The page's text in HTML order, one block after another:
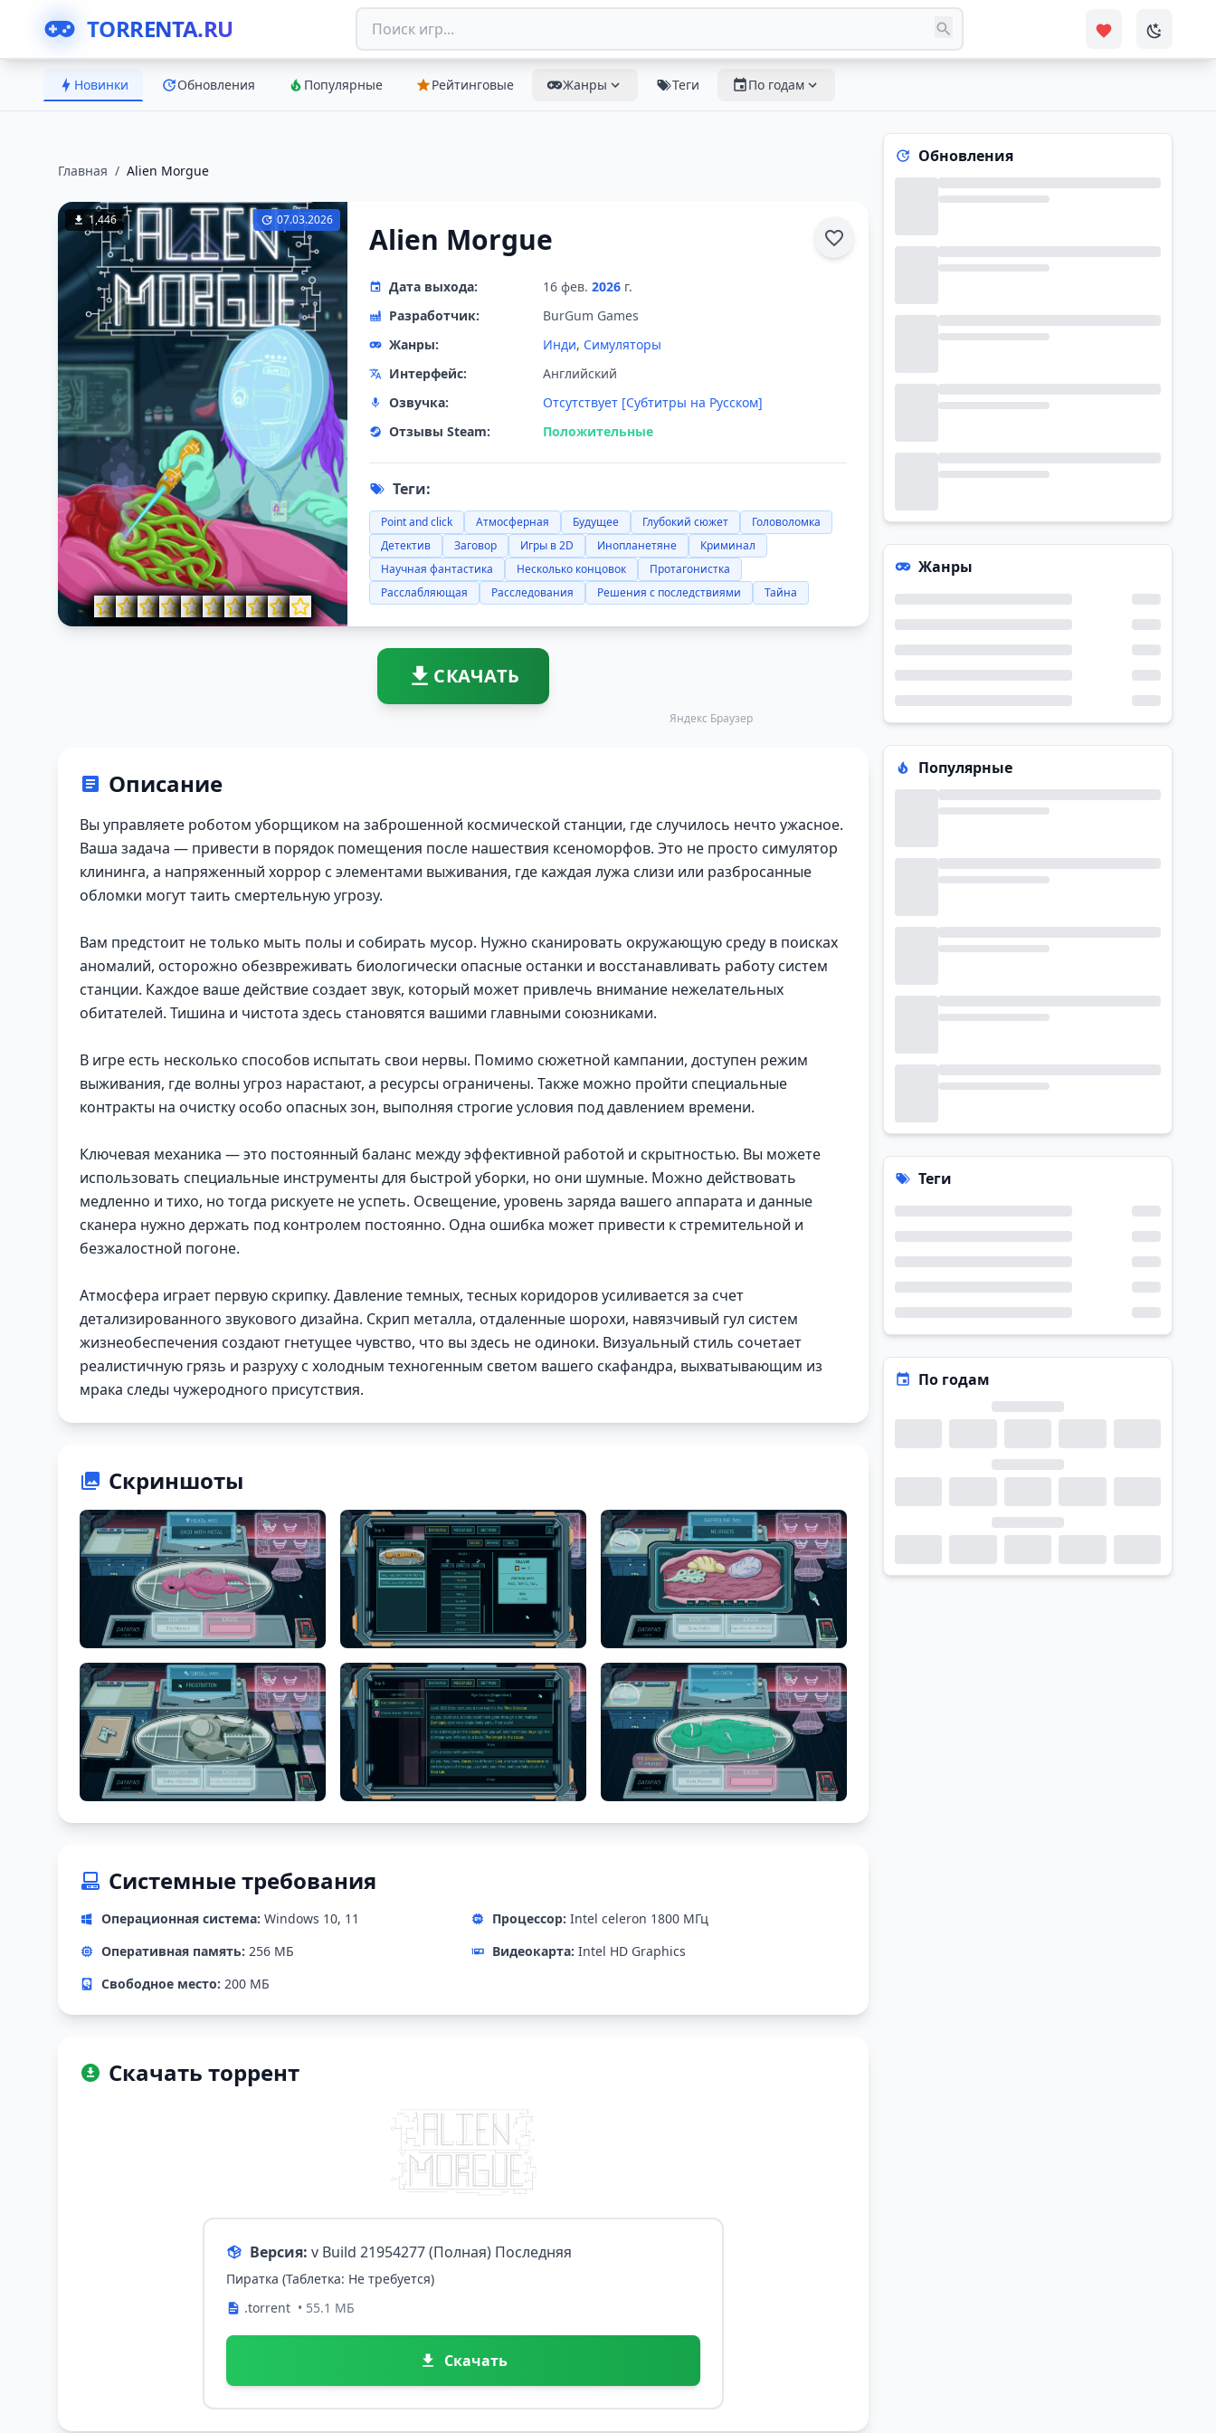
TORRENTA.RU
Новинки Обновления Популярные Рейтинговые Жанры Теги По годам
Главная / Alien Morgue
1,446 07.03.2026
Alien Morgue
Дата выхода: 16 фев. 2026 г.
Разработчик:
BurGum Games
Жанры:
Инди, Симуляторы
Интерфейс:
Английский
Озвучка:
Отсутствует [Субтитры на Русском]
Отзывы Steam:
Положительные
Теги:
Point and click Атмосферная Будущее Глубокий сюжет
Головоломка
Детектив
Заговор Игры в 2D Инопланетяне
Криминал
Научная фантастика
Несколько концовок
Протагонистка
Расслабляющая
Расследования Решения с последствиями Тайна
СКАЧАТЬ
Яндекс Браузер
Описание
Вы управляете роботом уборщиком на заброшенной космической станции, где случилось нечто ужасное.
Ваша задача — привести в порядок помещения после нашествия ксеноморфов. Это не просто симулятор
клининга, а напряженный хоррор с элементами выживания, где каждая лужа слизи или разбросанные
обломки могут таить смертельную угрозу.
Вам предстоит не только мыть полы и собирать мусор. Нужно сканировать окружающую среду в поисках
аномалий, осторожно обезвреживать биологически опасные останки и восстанавливать работу систем
станции. Каждое ваше действие создает звук, который может привлечь внимание нежелательных
обитателей. Тишина и чистота здесь становятся вашими главными союзниками.
В игре есть несколько способов испытать свои нервы. Помимо сюжетной кампании, доступен режим
выживания, где волны угроз нарастают, а ресурсы ограничены. Также можно пройти специальные
контракты на очистку особо опасных зон, выполняя строгие условия под давлением времени.
Ключевая механика — это постоянный баланс между эффективной работой и скрытностью. Вы можете
использовать специальные инструменты для быстрой уборки, но они шумные. Можно действовать
медленно и тихо, но тогда рискуете не успеть. Освещение, уровень заряда вашего аппарата и данные
сканера нужно держать под контролем постоянно. Одна ошибка может привести к стремительной и
безжалостной погоне.
Атмосфера играет первую скрипку. Давление темных, тесных коридоров усиливается за счет
детализированного звукового дизайна. Скрип металла, отдаленные шорохи, навязчивый гул систем
жизнеобеспечения создают гнетущее чувство, что вы здесь не одиноки. Визуальный стиль сочетает
реалистичную грязь и разруху с холодным техногенным светом вашего скафандра, выхватывающим из
мрака следы чужеродного присутствия.
Скриншоты
Системные требования
Операционная система: Windows 10, 11 Процессор: Intel celeron 1800 МГц
Оперативная память: 256 МБ Видеокарта: Intel HD Graphics
Свободное место: 200 МБ
Скачать торрент
Версия: v Build 21954277 (Полная) Последняя
Пиратка (Таблетка: Не требуется)
.torrent • 55.1 МБ
Скачать
Обновления
Жанры
Популярные
Теги
По годам